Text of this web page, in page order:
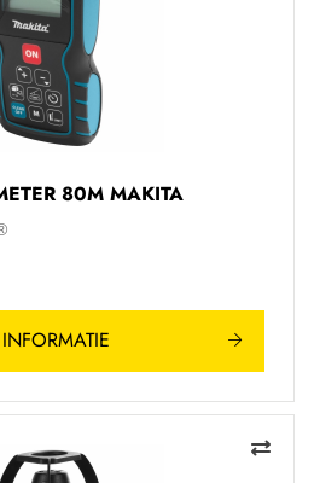
80M MAKITA